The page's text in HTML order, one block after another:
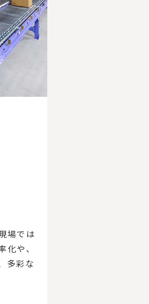
場では
化や、
多彩な